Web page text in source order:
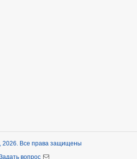
Все права защищены
вопрос